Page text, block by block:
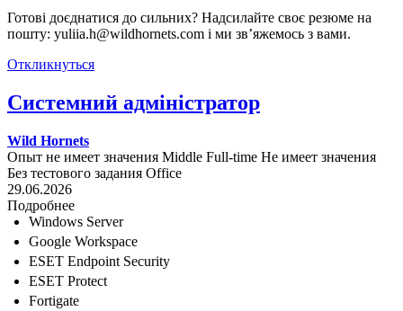
Готові доєднатися до сильних? Надсилайте своє резюме на
пошту: yuliia.h@wildhornets.com і ми звʼяжемось з вами.
Откликнуться
Системний адміністратор
Wild Hornets
Опыт не имеет значения Middle Full-time Не имеет значения
Без тестового задания Office
29.06.2026
Подробнее
Windows Server
Google Workspace
ESET Endpoint Security
ESET Protect
Fortigate